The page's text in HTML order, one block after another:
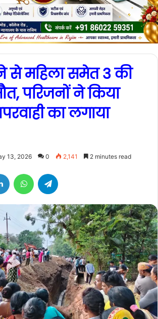
से महिला समेत 3 की
परिजनों ने किया
का लगाया
13, 2026 0 2,141 2 minutes read